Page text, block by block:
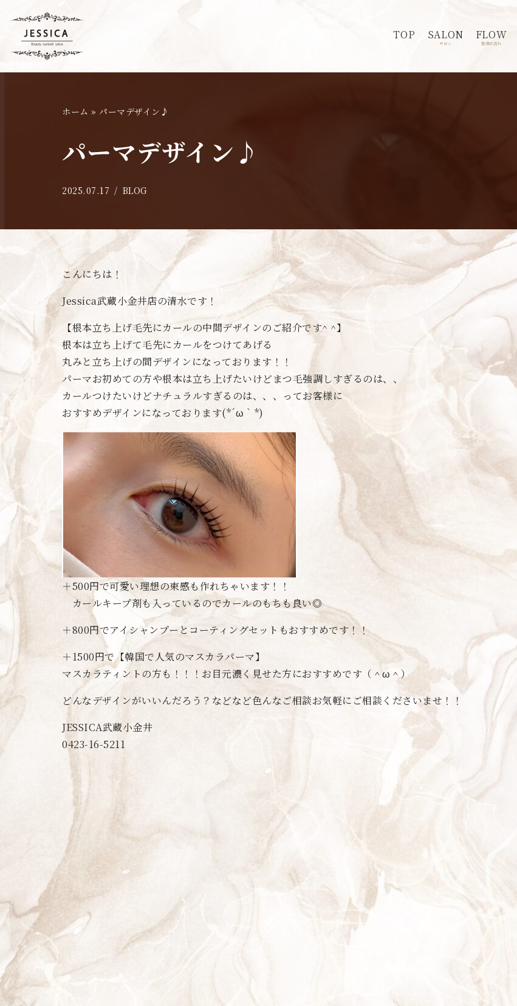
ン
TOP SALON
サロン
FLOW
施術の流れ
ホーム » パーマデザイン♪
パーマデザイン♪
2025.07.17 BLOG
こんにちは！
Jessica武蔵小金井店の清水です！
【根本立ち上げ毛先にカールの中間デザインのご紹介です^ ^】
根本は立ち上げて毛先にカールをつけてあげる
丸みと立ち上げの間デザインになっております！！
パーマお初めての方や根本は立ち上げたいけどまつ毛強調しすぎるのは、、
カールつけたいけどナチュラルすぎるのは、、、ってお客様に
おすすめデザインになっております(*´ω｀*)
＋500円で可愛い理想の束感も作れちゃいます！！
カールキープ剤も入っているのでカールのもちも良い◎
＋800円でアイシャンプーとコーティングセットもおすすめです！！
＋1500円で【韓国で人気のマスカラパーマ】
マスカラティントの方も！！！お目元濃く見せた方におすすめです（＾ω＾）
どんなデザインがいいんだろう？などなど色んなご相談お気軽にご相談くださいませ！！
JESSICA武蔵小金井
0423-16-5211